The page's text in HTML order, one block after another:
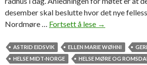
desember skal beslutte hvor det nye
Nordmøre … Fortsett å lese –
e
r
→
ASTRID EIDSVIK ELLEN MARIE WØHNI
HELSE MIDT-NORGE
HELSE MØRE OG